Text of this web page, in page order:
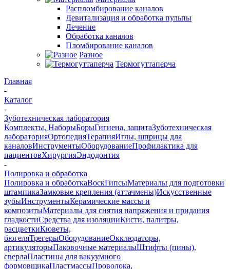
Распломбирование каналов
Девитализация и обработка пульпы
Лечение
Обработка каналов
Пломбирование каналов
Разное
Термогуттаперча
Главная
-
Каталог
-
Зуботехническая лаборатория
Комплекты, НаборыБорыГигиена, защитаЗуботехническая
лабораторияОртопедияТерапияИглы, шприцы для
каналовИнструментыОборудованиеПрофилактика для
пациентовХирургияЭндодонтия
-
Полировка и обработка
Полировка и обработкаВоскГипсыМатериалы для подготовки
штампикаЗамковые крепления (аттачмены)Искусственные
зубыИнструментыКерамические массы и
композитыМатериалы для снятия напряжения и придания
гладкостиСредства для изоляцииКисти, палитры,
расцветкиКюветы,
бюгеляТрегерыОборудованиеОкклюдаторы,
артикуляторыПаковочные материалыШтифты (пины),
сверлаПластины для вакуумного
формовщикаПластмассыПроволока,